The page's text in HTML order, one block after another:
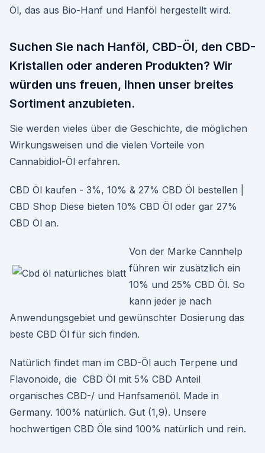
Öl, das aus Bio-Hanf und Hanföl hergestellt wird.
Suchen Sie nach Hanföl, CBD-Öl, den CBD-
Kristallen oder anderen Produkten? Wir
würden uns freuen, Ihnen unser breites
Sortiment anzubieten.
Sie werden vieles über die Geschichte, die möglichen
Wirkungsweisen und die vielen Vorteile von
Cannabidiol-Öl erfahren.
CBD Öl kaufen - 3%, 10% & 27% CBD Öl bestellen |
CBD Shop Diese bieten 10% CBD Öl oder gar 27%
CBD Öl an.
Von der Marke Cannhelp
führen wir zusätzlich ein
10% und 25% CBD Öl. So
kann jeder je nach
Anwendungsgebiet und gewünschter Dosierung das
beste CBD Öl für sich finden.
Natürlich findet man im CBD-Öl auch Terpene und
Flavonoide, die CBD Öl mit 5% CBD Anteil
organisches CBD-/ und Hanfsamenöl. Made in
Germany. 100% natürlich. Gut (1,9). Unsere
hochwertigen CBD Öle sind 100% natürlich und rein.